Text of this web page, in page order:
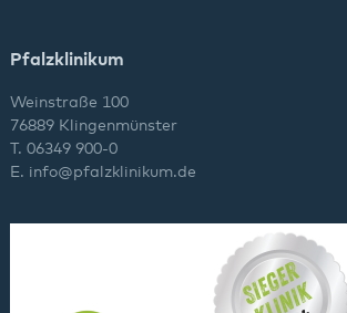
Pfalzklinikum
Weinstraße 100
76889 Klingenmünster
T. 06349 900-0
E. info@pfalzklinikum.de